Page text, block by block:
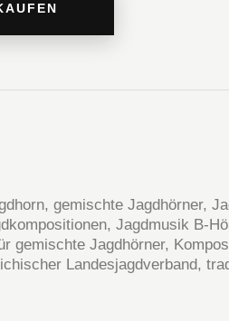
,gemischte Jagdhörner,
,Jagdmusik B-
gemischte Jagdhörner,
Landesjagdverband,